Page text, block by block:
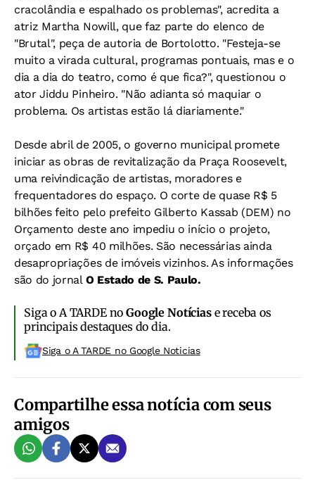
cracolândia e espalhado os problemas", acredita a
atriz Martha Nowill, que faz parte do elenco de
"Brutal", peça de autoria de Bortolotto. "Festeja-se
muito a virada cultural, programas pontuais, mas e o
dia a dia do teatro, como é que fica?", questionou o
ator Jiddu Pinheiro. "Não adianta só maquiar o
problema. Os artistas estão lá diariamente."
Desde abril de 2005, o governo municipal promete
iniciar as obras de revitalização da Praça Roosevelt,
uma reivindicação de artistas, moradores e
frequentadores do espaço. O corte de quase R$ 5
bilhões feito pelo prefeito Gilberto Kassab (DEM) no
Orçamento deste ano impediu o início o projeto,
orçado em R$ 40 milhões. São necessárias ainda
desapropriações de imóveis vizinhos. As informações
são do jornal O Estado de S. Paulo.
Siga o A TARDE noGoogle Notíciase receba os
principais destaques do dia.
Siga o A TARDE no Google Noticias
Compartilhe essa notícia com seus
amigos